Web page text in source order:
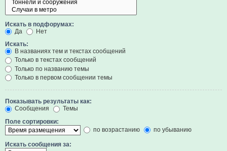
Искать в подфорумах:
Да
Нет
Искать:
В названиях тем и текстах сообщений
Только в текстах сообщений
Только по названию темы
Только в первом сообщении темы
Показывать результаты как:
Сообщения
Темы
Поле сортировки:
по возрастанию
по убыванию
Искать сообщения за: